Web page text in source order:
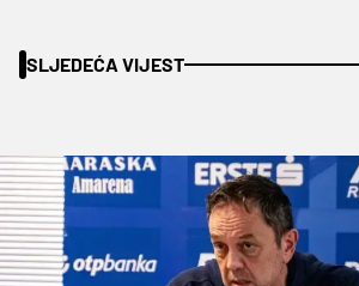
SLJEDEĆA VIJEST